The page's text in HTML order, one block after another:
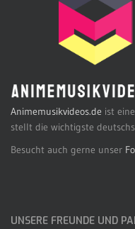
Animemusikvideos.de ist
stellt die wichtigste
Besucht auch gerne unser
UNSERE FREUNDE UND